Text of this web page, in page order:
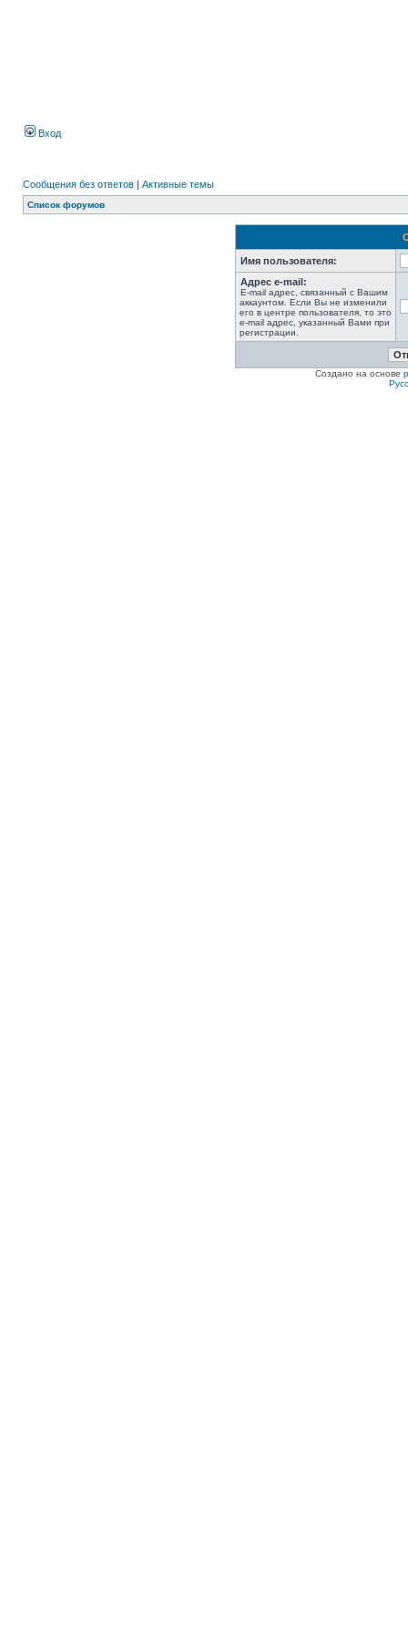
Вход
Сообщения без ответов | Активные темы
Список форумов
Имя пользователя:
Адрес e-mail:
E-mail адрес, связанный с Вашим
аккаунтом. Если Вы не изменили
его в центре пользователя, то это
e-mail адрес, указанный Вами при
регистрации.
Создано на основе